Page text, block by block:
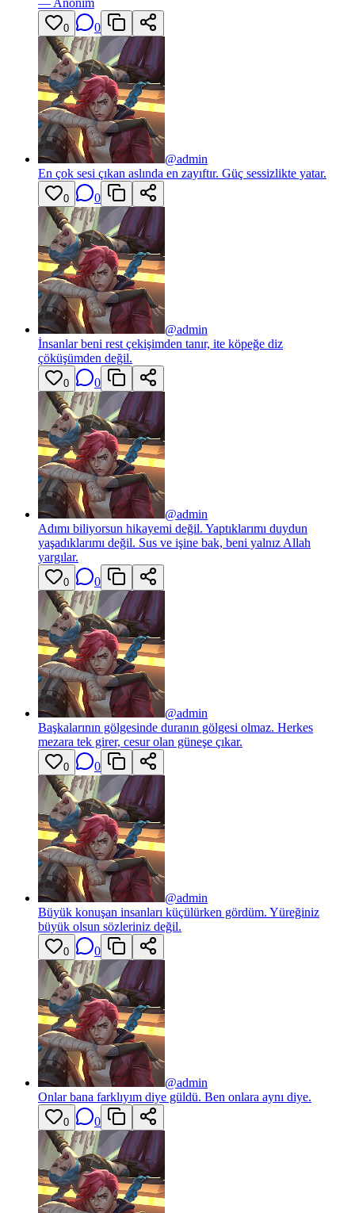
— Anonim
0 0
@admin
En çok sesi çıkan aslında en zayıftır. Güç sessizlikte yatar.
0 0
@admin
İnsanlar beni rest çekişimden tanır, ite köpeğe diz
çöküşümden değil.
0 0
@admin
Adımı biliyorsun hikayemi değil. Yaptıklarımı duydun
yaşadıklarımı değil. Sus ve işine bak, beni yalnız Allah
yargılar.
0 0
@admin
Başkalarının gölgesinde duranın gölgesi olmaz. Herkes
mezara tek girer, cesur olan güneşe çıkar.
0 0
@admin
Büyük konuşan insanları küçülürken gördüm. Yüreğiniz
büyük olsun sözleriniz değil.
0 0
@admin
Onlar bana farklıyım diye güldü. Ben onlara aynı diye.
0 0